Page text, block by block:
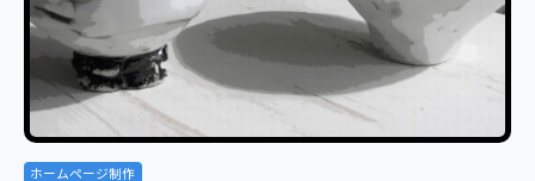
ホームページ制作